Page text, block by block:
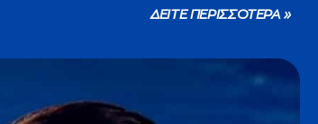
ΔΕΙΤΕ ΠΕΡΙΣΣΟΤΕΡΑ »